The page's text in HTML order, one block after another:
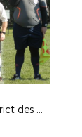
Echange d'arbitres avec le District des Deux Sèvres